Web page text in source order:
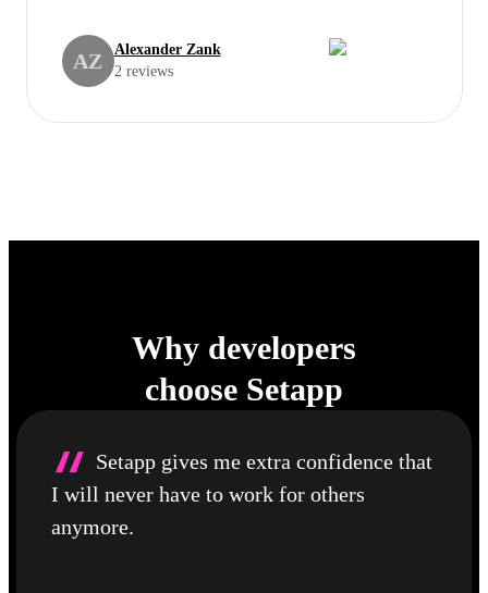
AZ
Alexander Zank
2 reviews
Why developers
choose Setapp
“ Setapp gives me extra confidence that
I will never have to work for others
anymore.